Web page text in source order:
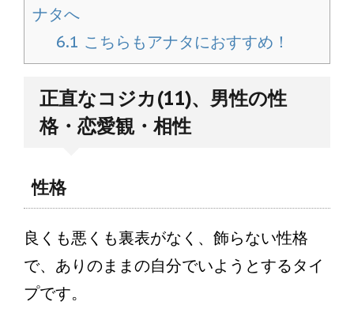
ナタへ
6.1 こちらもアナタにおすすめ！
正直なコジカ(11)、男性の性
格・恋愛観・相性
性格
良くも悪くも裏表がなく、飾らない性格
で、ありのままの自分でいようとするタイ
プです。